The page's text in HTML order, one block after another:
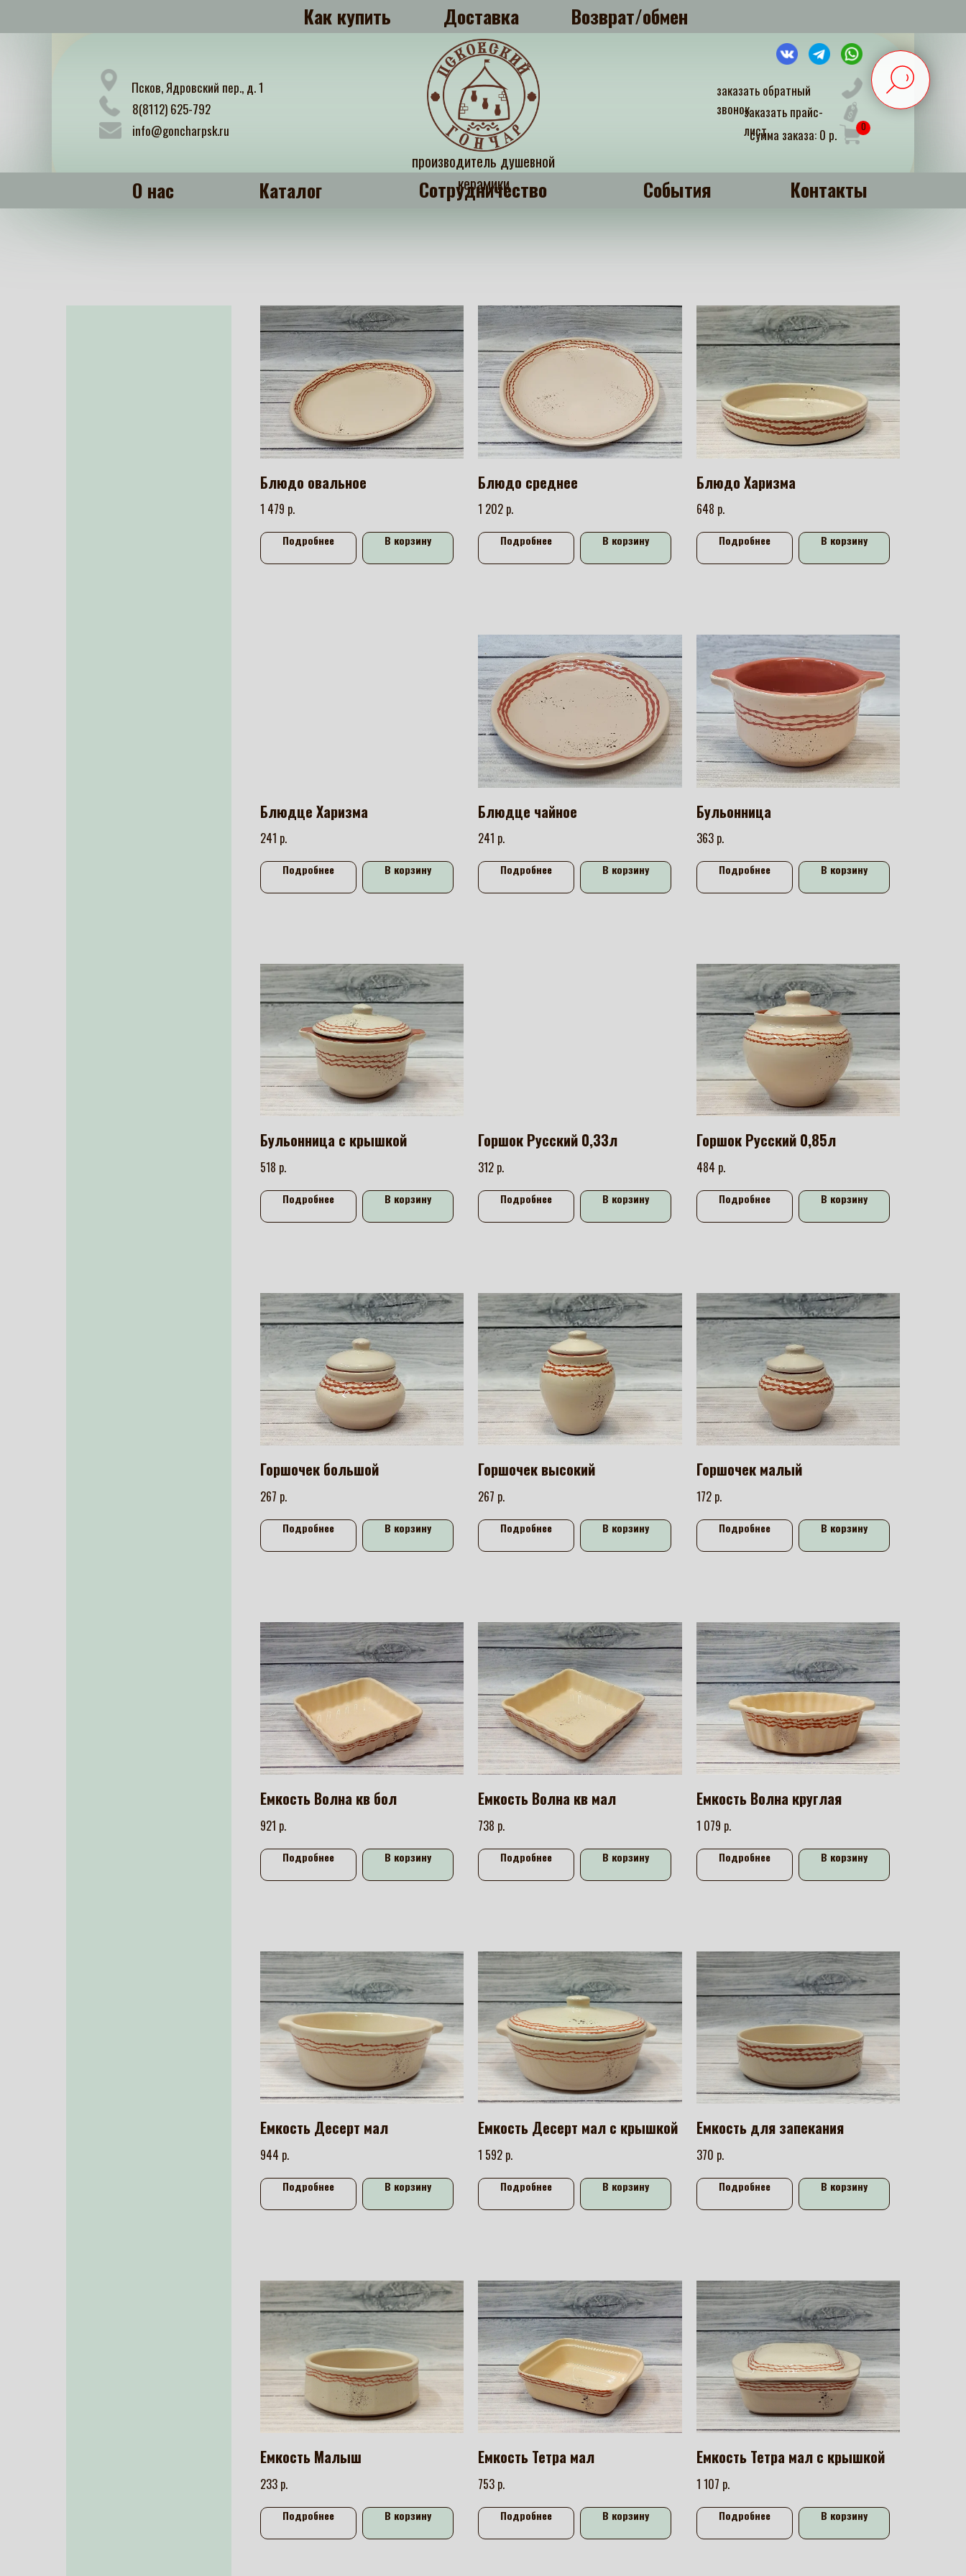
Как купить Доставка Возврат/обмен
О нас Каталог Сотрудничество События Контакты
Псков, Ядровский пер., д. 1
8(8112) 625-792
info@goncharpsk.ru
производитель душевной
керамики
заказать обратный
звонокзаказать прайс-
лист
сумма заказа: 0 р. 0
Блюдо овальное
1 479 р.
Подробнее В корзину
Блюдо среднее
1 202 р.
Подробнее В корзину
Блюдо Харизма
648 р.
Подробнее В корзину
Блюдце Харизма
241 р.
Подробнее В корзину
Блюдце чайное
241 р.
Подробнее В корзину
Бульонница
363 р.
Подробнее В корзину
Бульонница с крышкой
518 р.
Подробнее В корзину
Горшок Русский 0,33л
312 р.
Подробнее В корзину
Горшок Русский 0,85л
484 р.
Подробнее В корзину
Горшочек большой
267 р.
Подробнее В корзину
Горшочек высокий
267 р.
Подробнее В корзину
Горшочек малый
172 р.
Подробнее В корзину
Емкость Волна кв бол
921 р.
Подробнее В корзину
Емкость Волна кв мал
738 р.
Подробнее В корзину
Емкость Волна круглая
1 079 р.
Подробнее В корзину
Емкость Десерт мал
944 р.
Подробнее В корзину
Емкость Десерт мал с крышкой
1 592 р.
Подробнее В корзину
Емкость для запекания
370 р.
Подробнее В корзину
Емкость Малыш
233 р.
Подробнее В корзину
Емкость Тетра мал
753 р.
Подробнее В корзину
Емкость Тетра мал с крышкой
1 107 р.
Подробнее В корзину